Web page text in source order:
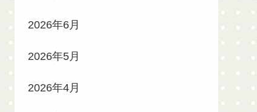
2026年6月
2026年5月
2026年4月